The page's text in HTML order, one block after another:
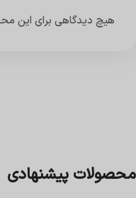
هیچ دیدگاهی برای این
محصولات پیشنهادی